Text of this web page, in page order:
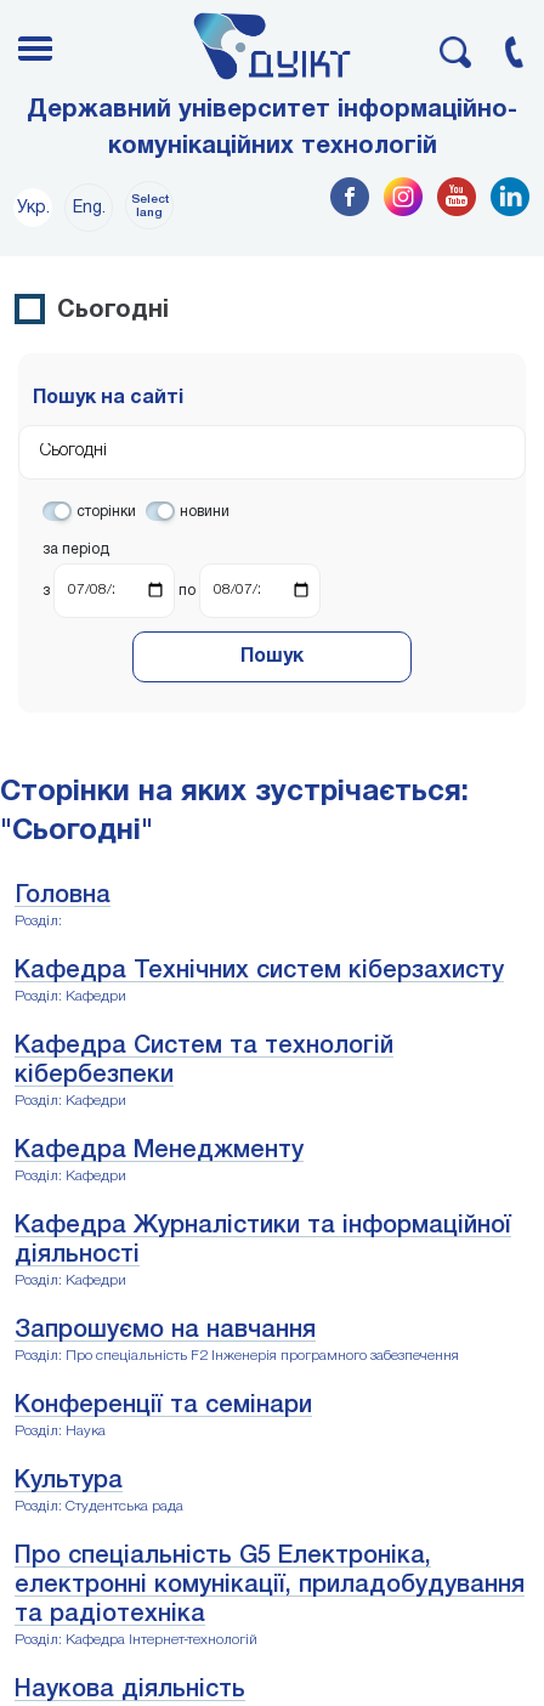
Державний університет інформаційно-
комунікаційних технологій
Укр. Eng.
Select
lang
Сьогодні
Пошук на сайті
сторінки новини
за період
з по
Пошук
Сторінки на яких зустрічається:
"Сьогодні"
Головна
Розділ:
Кафедра Технічних систем кіберзахисту
Розділ: Кафедри
Кафедра Систем та технологій
кібербезпеки
Розділ: Кафедри
Кафедра Менеджменту
Розділ: Кафедри
Кафедра Журналістики та інформаційної
діяльності
Розділ: Кафедри
Запрошуємо на навчання
Розділ: Про спеціальність F2 Інженерія програмного забезпечення
Конференції та семінари
Розділ: Наука
Культура
Розділ: Студентська рада
Про спеціальність G5 Електроніка,
електронні комунікації, приладобудування
та радіотехніка
Розділ: Кафедра Інтернет-технологій
Наукова діяльність